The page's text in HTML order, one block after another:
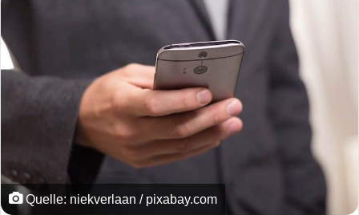
Quelle: niekverlaan / pixabay.com